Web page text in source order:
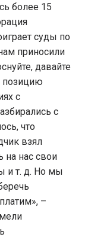
более 15
суды по
приносили
давайте
позицию
с
с
что
взял
на нас свои
и т. д. Но мы
–